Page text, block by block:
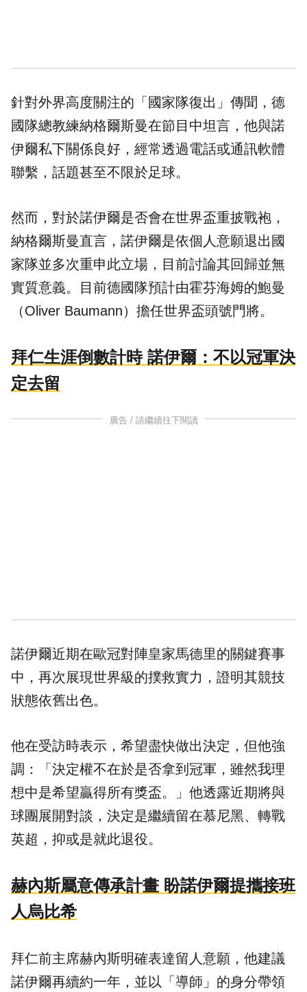
針對外界高度關注的「國家隊復出」傳聞，德
國隊總教練納格爾斯曼在節目中坦言，他與諾
伊爾私下關係良好，經常透過電話或通訊軟體
聯繫，話題甚至不限於足球。
然而，對於諾伊爾是否會在世界盃重披戰袍，
納格爾斯曼直言，諾伊爾是依個人意願退出國
家隊並多次重申此立場，目前討論其回歸並無
實質意義。目前德國隊預計由霍芬海姆的鮑曼
（Oliver Baumann）擔任世界盃頭號門將。
拜仁生涯倒數計時 諾伊爾：不以冠軍決
定去留
廣告 / 請繼續往下閱讀
諾伊爾近期在歐冠對陣皇家馬德里的關鍵賽事
中，再次展現世界級的撲救實力，證明其競技
狀態依舊出色。
他在受訪時表示，希望盡快做出決定，但他強
調：「決定權不在於是否拿到冠軍，雖然我理
想中是希望贏得所有獎盃。」他透露近期將與
球團展開對談，決定是繼續留在慕尼黑、轉戰
英超，抑或是就此退役。
赫內斯屬意傳承計畫 盼諾伊爾提攜接班
人烏比希
拜仁前主席赫內斯明確表達留人意願，他建議
諾伊爾再續約一年，並以「導師」的身分帶領